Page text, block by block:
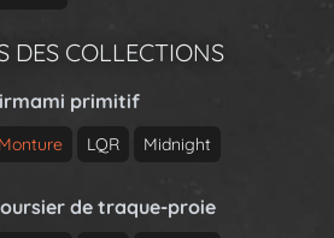
DES COLLECTIONS
primitif
Monture LQR Midnight
de traque-proie